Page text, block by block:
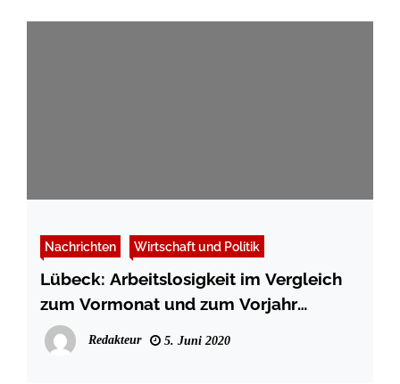
Nachrichten Wirtschaft und Politik
Lübeck: Arbeitslosigkeit im Vergleich
zum Vormonat und zum Vorjahr
angestiegen
Redakteur 5. Juni 2020